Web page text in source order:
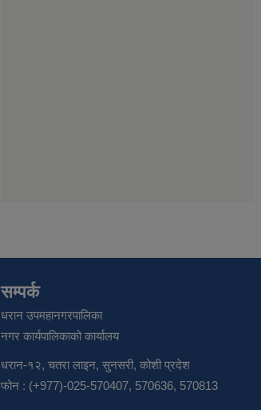
सम्पर्क
धरान उपमहानगरपालिका
नगर कार्यपालिकाको कार्यालय
धरान-१२, चतरा लाइन, सुनसरी, कोशी प्रदेश
फोन : (+977)-025-570407, 570636, 570813